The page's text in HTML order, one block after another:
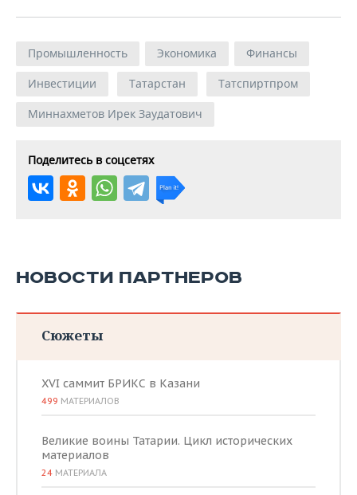
Промышленность Экономика
Финансы
Инвестиции
Татарстан
Татспиртпром
Миннахметов Ирек Заудатович
Поделитесь в соцсетях
НОВОСТИ ПАРТНЕРОВ
Сюжеты
XVI саммит БРИКС в Казани
499 МАТЕРИАЛОВ
Великие воины Татарии. Цикл исторических
материалов
24 МАТЕРИАЛА